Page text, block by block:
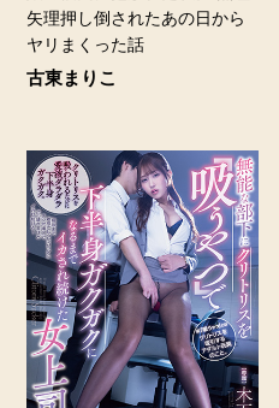
矢理押し倒されたあの日から
ヤリまくった話
古東まりこ